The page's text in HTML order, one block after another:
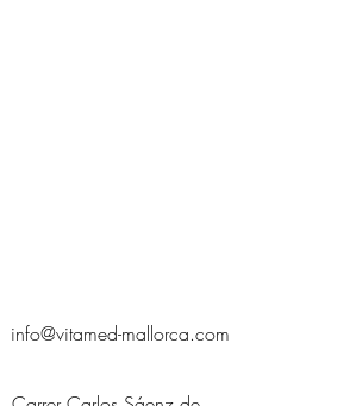
info@vitamed-mallorca.com